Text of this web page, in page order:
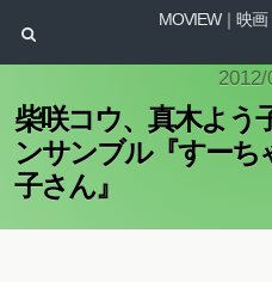
MOVIEW｜映
柴咲コウ、真木よう
ンサンブル『すーち
子さん』